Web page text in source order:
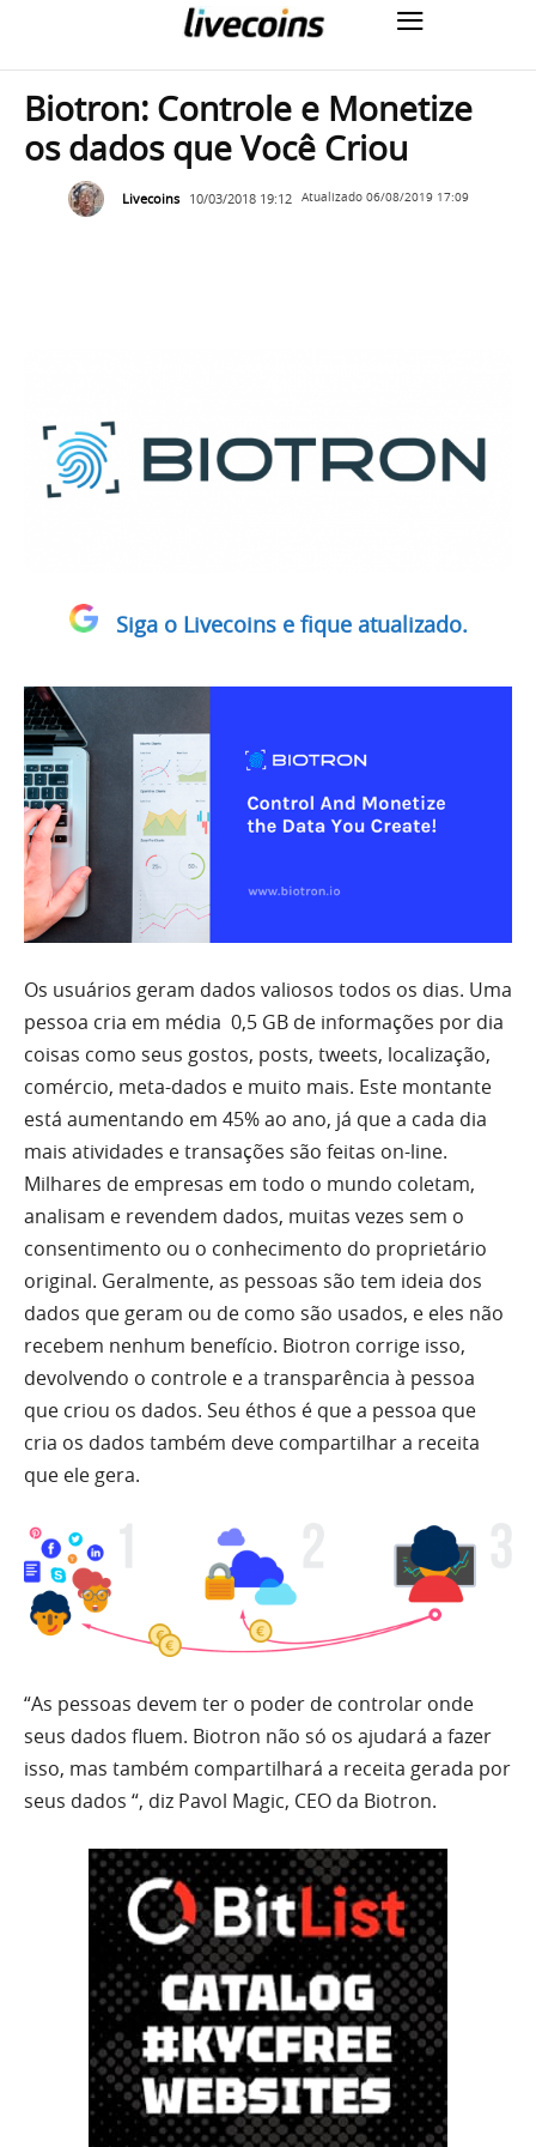
Biotron: Controle e Monetize
os dados que Você Criou
Livecoins 10/03/2018 19:12 Atualizado 06/08/2019 17:09
Siga o Livecoins e fique atualizado.
Os usuários geram dados valiosos todos os dias. Uma
pessoa cria em média 0,5 GB de informações por dia
coisas como seus gostos, posts, tweets, localização,
comércio, meta-dados e muito mais. Este montante
está aumentando em 45% ao ano, já que a cada dia
mais atividades e transações são feitas on-line.
Milhares de empresas em todo o mundo coletam,
analisam e revendem dados, muitas vezes sem o
consentimento ou o conhecimento do proprietário
original. Geralmente, as pessoas são tem ideia dos
dados que geram ou de como são usados, e eles não
recebem nenhum benefício. Biotron corrige isso,
devolvendo o controle e a transparência à pessoa
que criou os dados. Seu éthos é que a pessoa que
cria os dados também deve compartilhar a receita
que ele gera.
“As pessoas devem ter o poder de controlar onde
seus dados fluem. Biotron não só os ajudará a fazer
isso, mas também compartilhará a receita gerada por
seus dados “, diz Pavol Magic, CEO da Biotron.